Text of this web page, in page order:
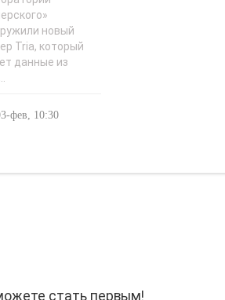
новый
Tria, который
данные из
фев, 10:30
стать первым!